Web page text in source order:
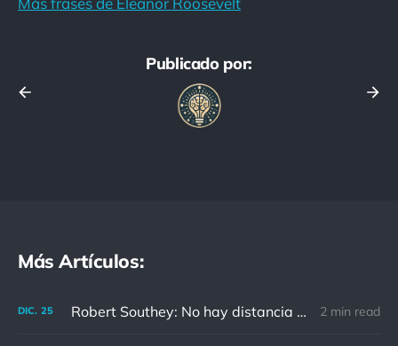
Publicado por:
Más Artículos:
DIC. 25 Robert Southey: No hay distancia o tiempo que pueda disminuir la amistad de aquellos que están completamente convencidos del valor del otro 2 min read